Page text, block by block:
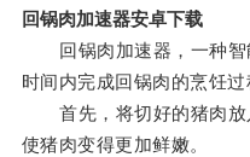
回锅肉加速器安卓下载
回锅肉加速器，一种智
时间内完成回锅肉的烹饪过
首先，将切好的猪肉放
使猪肉变得更加鲜嫩。